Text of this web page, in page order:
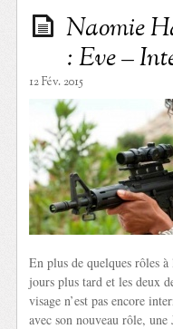
Naomie
: Eve –
12 Fév. 2015
En plus de quelques rôles
jours plus tard et les deux
visage n’est pas encore
avec son nouveau rôle,